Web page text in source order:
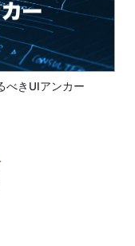
べきUIアンカー